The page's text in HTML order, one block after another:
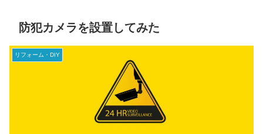
防犯カメラを設置してみた
リフォーム・DIY